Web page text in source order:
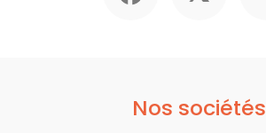
Nos sociétés